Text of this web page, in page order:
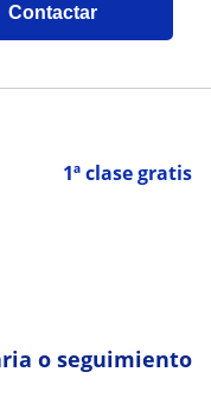
Contactar
1ª clase gratis
o seguimiento